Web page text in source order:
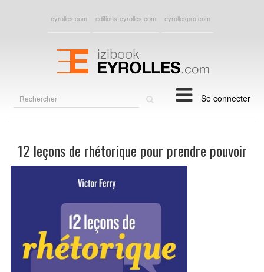
eyrolles.com editions-eyrolles.com eyrollespro.com
Se connecter
12 leçons de rhétorique pour prendre pouvoir